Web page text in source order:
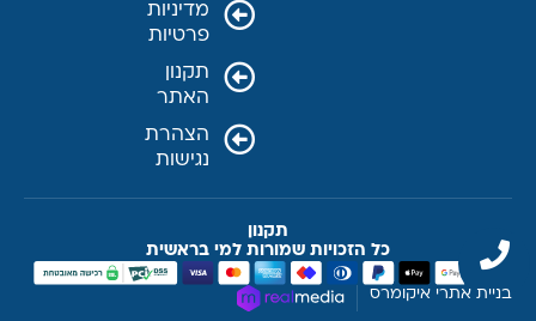
מדיניות
פרטיות
תקנון
האתר
הצהרת
נגישות
תקנון
כל הזכויות שמורות למי בראשית
בניית אתרי איקומרס